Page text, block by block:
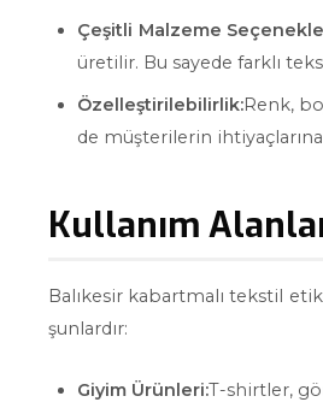
Çeşitli Malzeme
üretilir. Bu sayede farklı
Özelleştirilebilirlik:Renk,
de müşterilerin
Kullanım
Balıkesir kabartmalı tekstil
şunlardır:
Giyim Ürünleri:T-shirtler,